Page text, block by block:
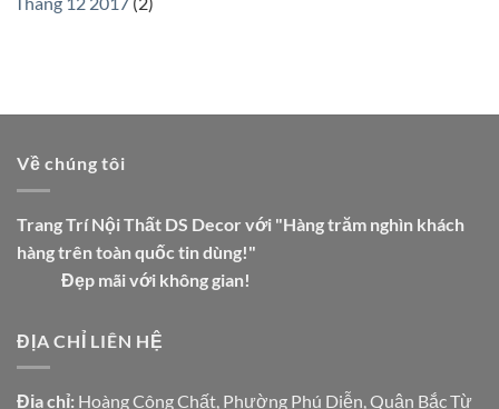
Về chúng tôi
Trang Trí Nội Thất DS Decor với "Hàng trăm nghìn khách
hàng trên toàn quốc tin dùng!"
Đẹp mãi với không gian!
ĐỊA CHỈ LIÊN HỆ
Địa chỉ: Hoàng Công Chất, Phường Phú Diễn, Quận Bắc Từ